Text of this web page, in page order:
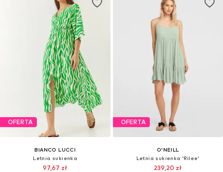
OFERTA
BIANCO LUCCI
Letnia sukienka
97,67 zł
OFERTA
O'NEILL
Letnia sukienka 'Rilee'
239,20 zł